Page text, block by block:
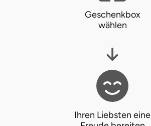
Geschenkbox
wählen
Ihren Liebsten eine